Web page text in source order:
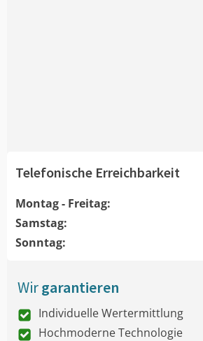
Telefonische Erreichbarkeit
Montag - Freitag:
Samstag:
Sonntag:
Wirgarantieren
Individuelle Wertermittlung
Hochmoderne Technologie